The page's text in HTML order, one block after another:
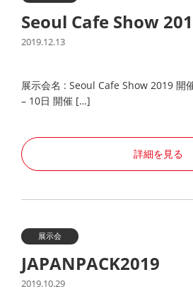
Seoul Cafe Show
2019.12.13
展示会名 : Seoul Cafe Show 2019 開
– 10日 開催 […]
詳細を見る
展示会
JAPANPACK2019
2019.10.29